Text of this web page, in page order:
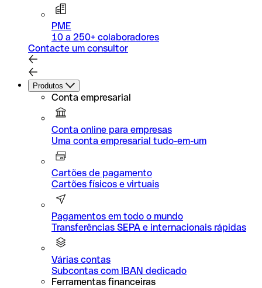
PME
10 a 250+ colaboradores
Contacte um consultor
Produtos
Conta empresarial
Conta online para empresas
Uma conta empresarial tudo-em-um
Cartões de pagamento
Cartões físicos e virtuais
Pagamentos em todo o mundo
Transferências SEPA e internacionais rápidas
Várias contas
Subcontas com IBAN dedicado
Ferramentas financeiras